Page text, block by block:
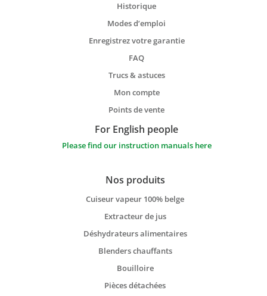
Historique
Modes d’emploi
Enregistrez votre garantie
FAQ
Trucs & astuces
Mon compte
Points de vente
For English people
Please find our instruction manuals here
Nos produits
Cuiseur vapeur 100% belge
Extracteur de jus
Déshydrateurs alimentaires
Blenders chauffants
Bouilloire
Pièces détachées